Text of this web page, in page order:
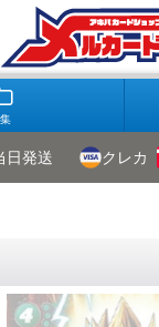
日発送 クレカ